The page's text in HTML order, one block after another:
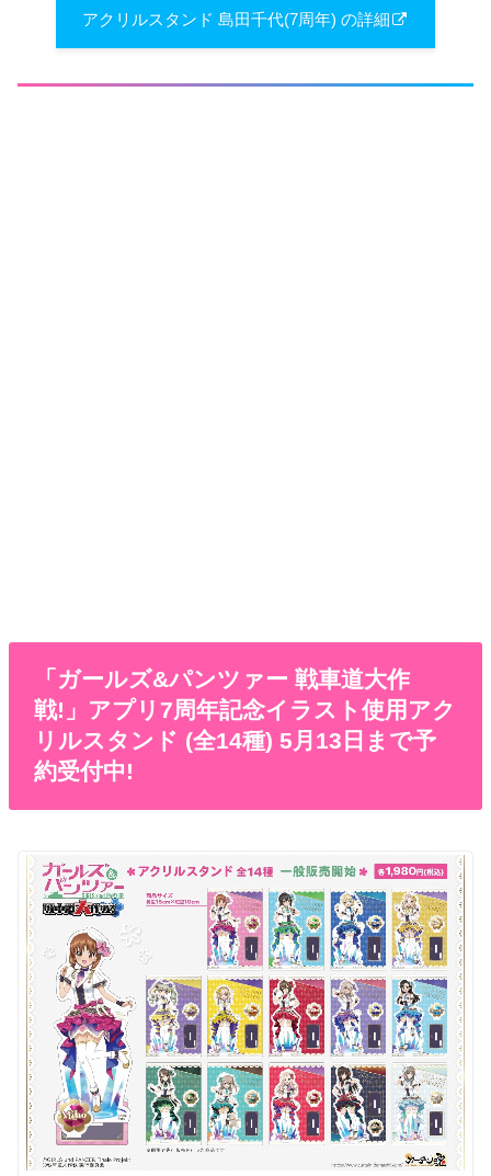
アクリルスタンド 島田千代(7周年) の詳細
「ガールズ&パンツァー 戦車道大作
戦!」アプリ7周年記念イラスト使用アク
リルスタンド (全14種) 5月13日まで予
約受付中!